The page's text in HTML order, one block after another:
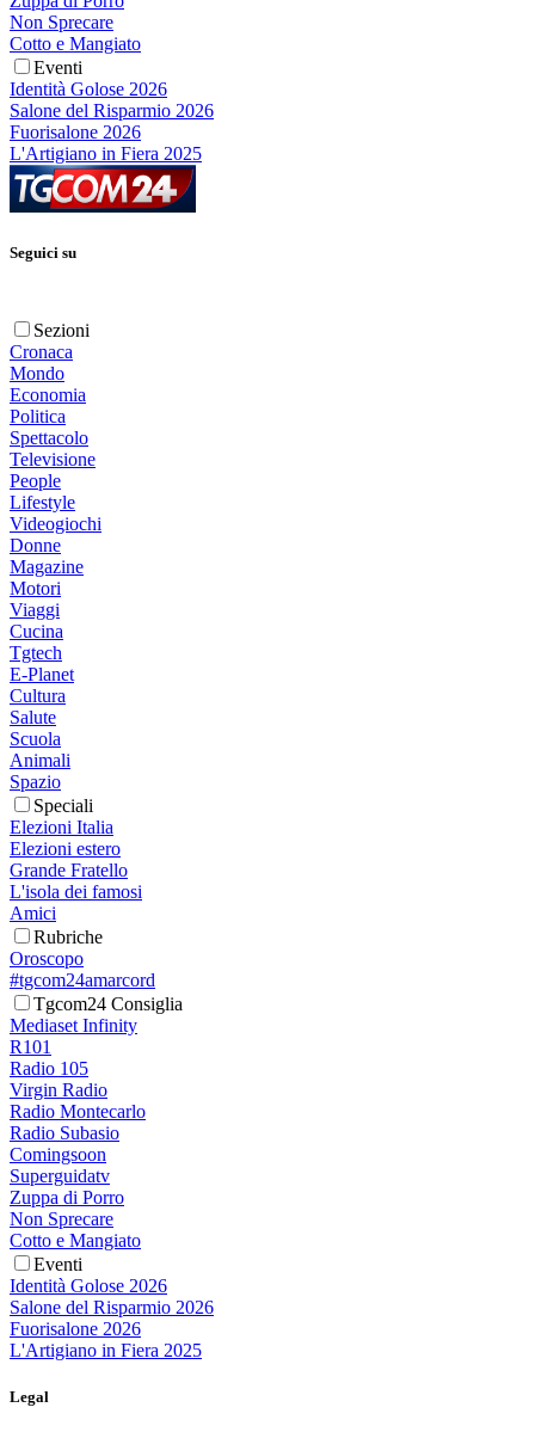
Non Sprecare
Cotto e Mangiato
Eventi
Identità Golose 2026
Salone del Risparmio 2026
Fuorisalone 2026
L'Artigiano in Fiera 2025
Seguici su
Sezioni
Cronaca
Mondo
Economia
Politica
Spettacolo
Televisione
People
Lifestyle
Videogiochi
Donne
Magazine
Motori
Viaggi
Cucina
Tgtech
E-Planet
Cultura
Salute
Scuola
Animali
Spazio
Speciali
Elezioni Italia
Elezioni estero
Grande Fratello
L'isola dei famosi
Amici
Rubriche
Oroscopo
#tgcom24amarcord
Tgcom24 Consiglia
Mediaset Infinity
R101
Radio 105
Virgin Radio
Radio Montecarlo
Radio Subasio
Comingsoon
Superguidatv
Zuppa di Porro
Non Sprecare
Cotto e Mangiato
Eventi
Identità Golose 2026
Salone del Risparmio 2026
Fuorisalone 2026
L'Artigiano in Fiera 2025
Legal